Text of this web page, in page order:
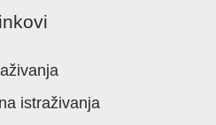
istraživanja